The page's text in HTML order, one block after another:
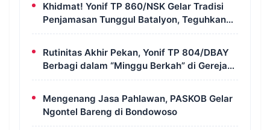
Khidmat! Yonif TP 860/NSK Gelar Tradisi
Penjamasan Tunggul Batalyon, Teguhkan
Jiwa Korsa Prajurit
Rutinitas Akhir Pekan, Yonif TP 804/DBAY
Berbagi dalam “Minggu Berkah” di Gereja
Kristus Ajaib Kimi
Mengenang Jasa Pahlawan, PASKOB Gelar
Ngontel Bareng di Bondowoso